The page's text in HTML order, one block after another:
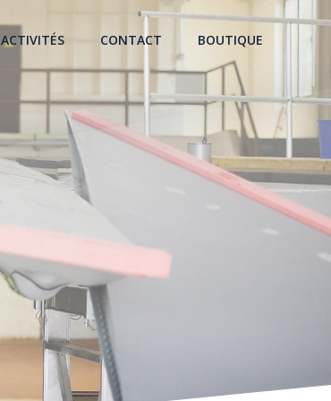
ACTIVITÉS CONTACT BOUTIQUE